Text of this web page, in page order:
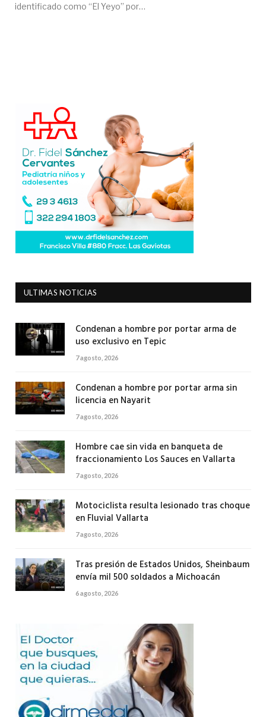
identificado como “El Yeyo” por…
ULTIMAS NOTICIAS
Condenan a hombre por portar arma de
uso exclusivo en Tepic
7 agosto, 2026
Condenan a hombre por portar arma sin
licencia en Nayarit
7 agosto, 2026
Hombre cae sin vida en banqueta de
fraccionamiento Los Sauces en Vallarta
7 agosto, 2026
Motociclista resulta lesionado tras choque
en Fluvial Vallarta
7 agosto, 2026
Tras presión de Estados Unidos, Sheinbaum
envía mil 500 soldados a Michoacán
6 agosto, 2026